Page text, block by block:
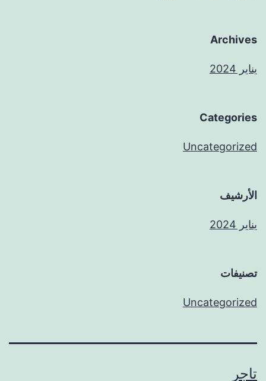
Archives
يناير 2024
Categories
Uncategorized
الأرشيف
يناير 2024
تصنيفات
Uncategorized
تاجر